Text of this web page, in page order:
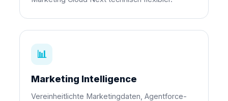
📊
Marketing Intelligence
Vereinheitlichte Marketingdaten, Agentforce-